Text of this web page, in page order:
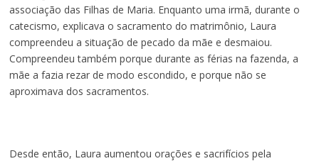
associação das Filhas de Maria. Enquanto uma irmã, durante o
catecismo, explicava o sacramento do matrimônio, Laura
compreendeu a situação de pecado da mãe e desmaiou.
Compreendeu também porque durante as férias na fazenda, a
mãe a fazia rezar de modo escondido, e porque não se
aproximava dos sacramentos.
Desde então, Laura aumentou orações e sacrifícios pela